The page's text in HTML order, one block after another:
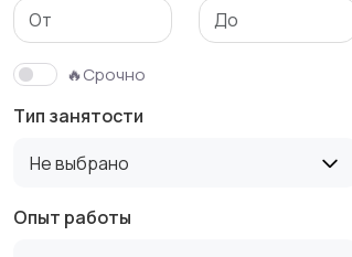
Медицина Начало
Производство
🔥Срочно
Тип занятости
Не выбрано
Опыт работы